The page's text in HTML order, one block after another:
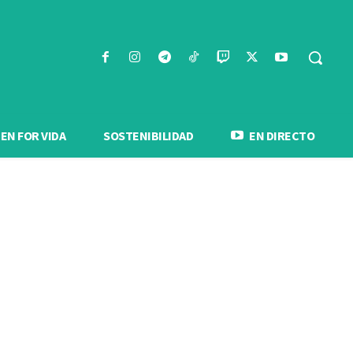
FOR VIDA SOSTENIBILIDAD EN DIRECTO